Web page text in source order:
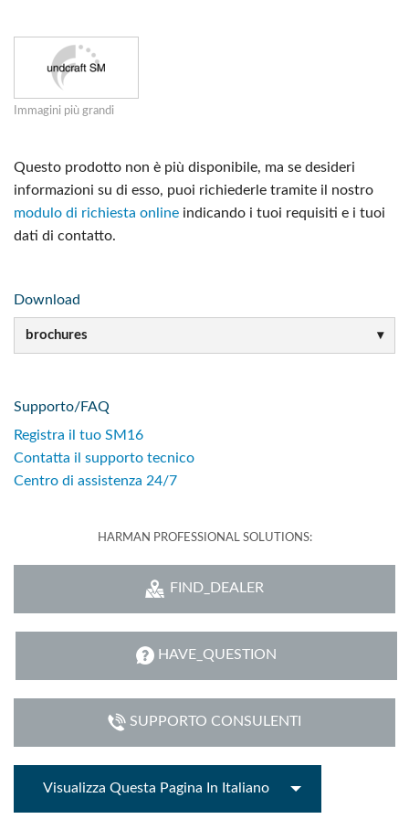
Immagini più grandi
Questo prodotto non è più disponibile, ma se desideri
informazioni su di esso, puoi richiederle tramite il nostro
modulo di richiesta online indicando i tuoi requisiti e i tuoi
dati di contatto.
Download
brochures
Supporto/FAQ
Registra il tuo SM16
Contatta il supporto tecnico
Centro di assistenza 24/7
HARMAN PROFESSIONAL SOLUTIONS:
FIND_DEALER
HAVE_QUESTION
SUPPORTO CONSULENTI
Visualizza Questa Pagina In Italiano